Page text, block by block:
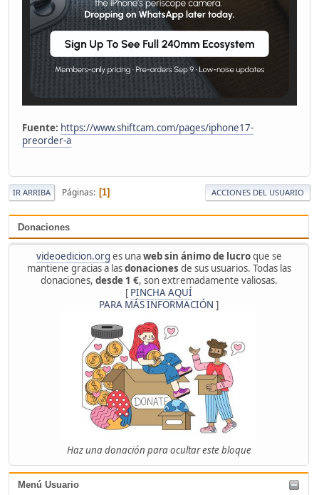
Donaciones
videoedicion.org es unaweb sin ánimo de lucroque se
mantiene gracias a lasdonaciones de sus usuarios. Todas las
donaciones, desde 1 €, son extremadamente valiosas.
[ PINCHA AQUÍ
PARA MÁS INFORMACIÓN ]
Haz una donación para ocultar este bloque
Menú Usuario
Fuente: https://www.shiftcam.com/pages/iphone17-
preorder-a
IR ARRIBA Páginas 1 ACCIONES DEL USUARIO